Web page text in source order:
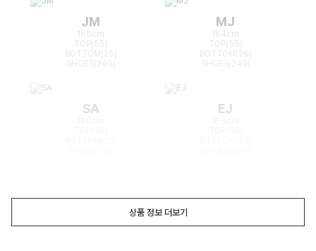
JM
166cm
TOP(55)
BOTTOM(25)
MJ
164cm
TOP(55)
BOTTOM(26)
SA EJ
상품 정보 더보기